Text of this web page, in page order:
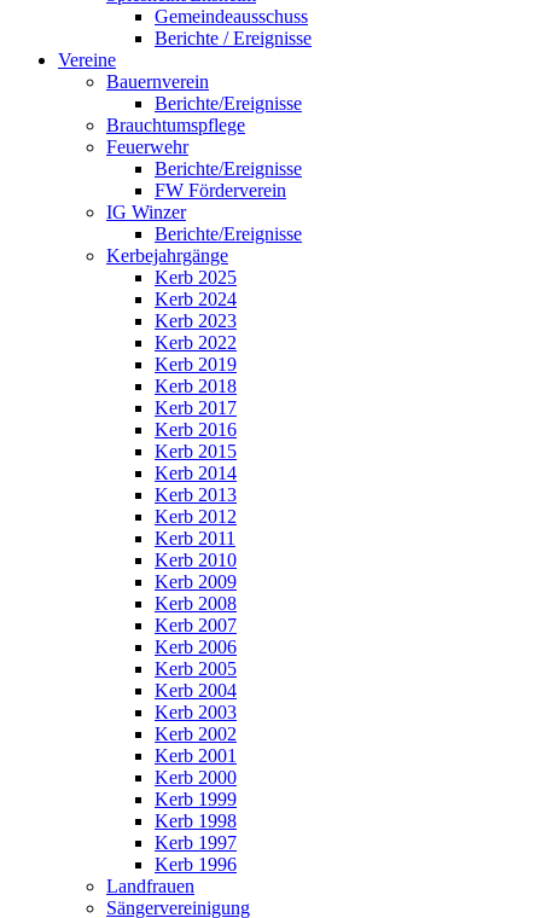
Gemeindeausschuss
Berichte / Ereignisse
Vereine
Bauernverein
Berichte/Ereignisse
Brauchtumspflege
Feuerwehr
Berichte/Ereignisse
FW Förderverein
IG Winzer
Berichte/Ereignisse
Kerbejahrgänge
Kerb 2025
Kerb 2024
Kerb 2023
Kerb 2022
Kerb 2019
Kerb 2018
Kerb 2017
Kerb 2016
Kerb 2015
Kerb 2014
Kerb 2013
Kerb 2012
Kerb 2011
Kerb 2010
Kerb 2009
Kerb 2008
Kerb 2007
Kerb 2006
Kerb 2005
Kerb 2004
Kerb 2003
Kerb 2002
Kerb 2001
Kerb 2000
Kerb 1999
Kerb 1998
Kerb 1997
Kerb 1996
Landfrauen
Sängervereinigung